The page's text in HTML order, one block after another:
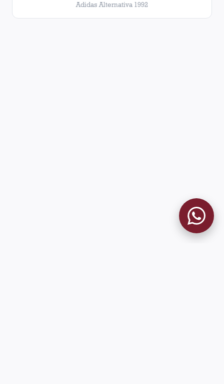
Adidas Alternativa 1992